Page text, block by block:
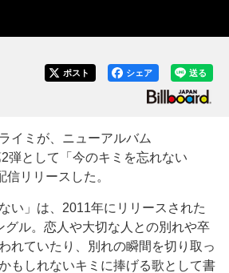
送る
シェア
ポスト
イミが、ニューアルバム
2弾として「今のキミを忘れない
信リリースした。
い」は、2011年にリリースされた
グル。恋人や大切な人との別れや卒
れていたり、別れの瞬間を切り取っ
もしれないキミに捧げる歌として書